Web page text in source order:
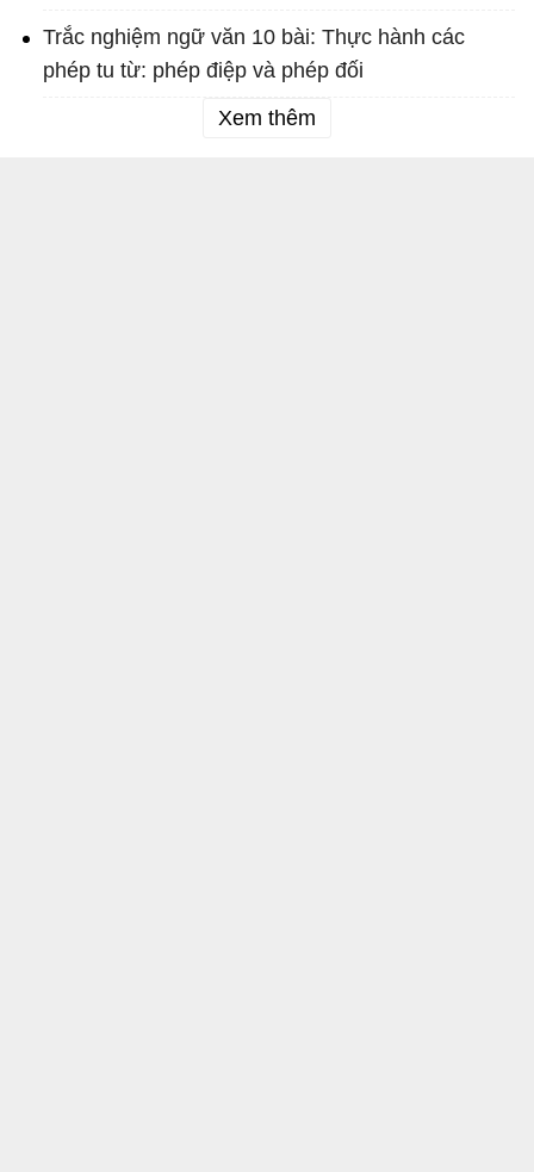
Trắc nghiệm ngữ văn 10 bài: Thực hành các
phép tu từ: phép điệp và phép đối
Xem thêm